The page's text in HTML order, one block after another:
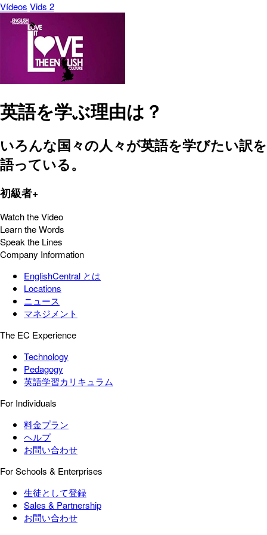
Vídeos Vids 2
英語を学ぶ理由は？
いろんな国々の人々が英語を学びたい訳を
語っている。
初級者+
Watch the Video
Learn the Words
Speak the Lines
Company Information
EnglishCentral とは
Locations
ニュース
マネジメント
The EC Experience
Technology
Pedagogy
英語学習カリキュラム
For Individuals
料金プラン
ヘルプ
お問い合わせ
For Schools & Enterprises
生徒として登録
Sales & Partnership
お問い合わせ